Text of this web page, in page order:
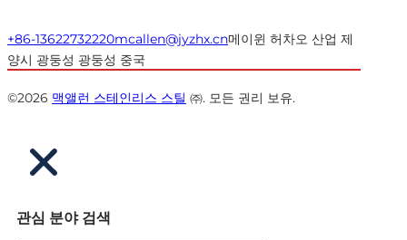
+86-13622732220mcallen@jyzhx.cn메이윈 허차오 산업 제
양시 광둥성 광둥성 중국
©2026 맥앨런 스테인리스 스틸 ㈜. 모든 권리 보유.
관심 분야 검색